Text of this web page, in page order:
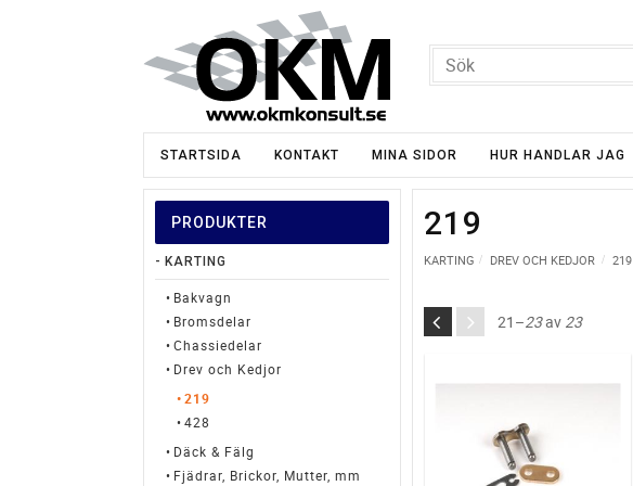
STARTSIDA KONTAKT MINA SIDOR HUR HANDLAR JAG
219
KARTING DREV OCH KEDJOR 219
21–23av 23
PRODUKTER
KARTING
Bakvagn
Bromsdelar
Chassiedelar
Drev och Kedjor
219
428
Däck & Fälg
Fjädrar, Brickor, Mutter, mm